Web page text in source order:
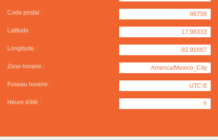
Code postal : 86756
Latitude : 17.98333
Longitude : -92.91667
Zone horaire : America/Mexico_City
Fuseau horaire : UTC-6
Heure d'été : Y